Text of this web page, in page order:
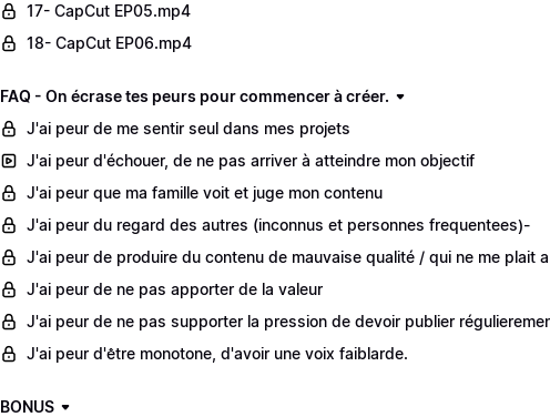
17- CapCut EP05.mp4
18- CapCut EP06.mp4
FAQ - On écrase tes peurs pour commencer à créer.
J'ai peur de me sentir seul dans mes projets
J'ai peur d'échouer, de ne pas arriver à atteindre mon objectif
J'ai peur que ma famille voit et juge mon contenu
J'ai peur du regard des autres (inconnus et personnes frequentees)-
J'ai peur de produire du contenu de mauvaise qualité / qui ne me plait
J'ai peur de ne pas apporter de la valeur
J'ai peur de ne pas supporter la pression de devoir publier
J'ai peur d'être monotone, d'avoir une voix faiblarde.
BONUS